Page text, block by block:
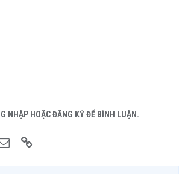
NHẬP HOẶC ĐĂNG KÝ ĐỂ BÌNH LUẬN.
Email